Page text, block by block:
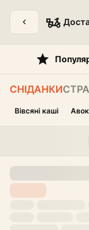
СНІДАНКИ
Вівсяні каші